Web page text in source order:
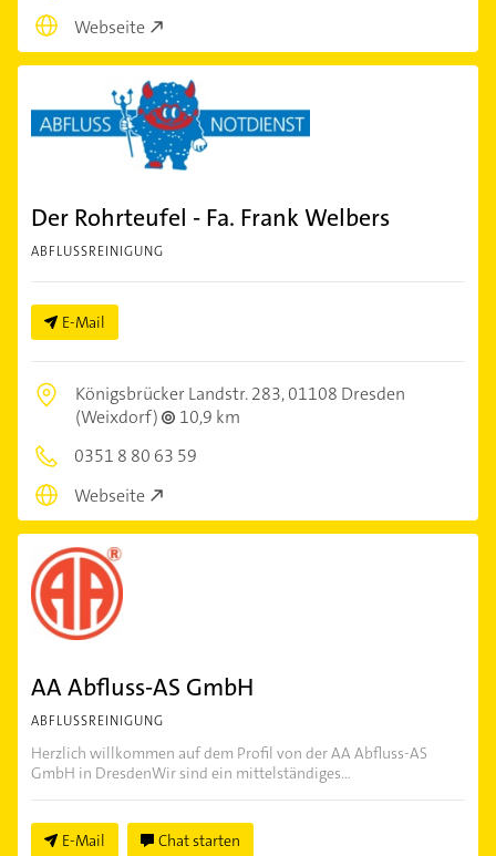
Webseite
Der Rohrteufel - Fa. Frank Welbers
ABFLUSSREINIGUNG
E-Mail
Königsbrücker Landstr. 283,01108 Dresden
(Weixdorf)
10,9 km
0351 8 80 63 59
Webseite
AA Abfluss-AS GmbH
ABFLUSSREINIGUNG
Herzlich willkommen auf dem Profil von der AA Abfluss-AS
GmbH in DresdenWir sind ein mittelständiges...
E-Mail Chat starten